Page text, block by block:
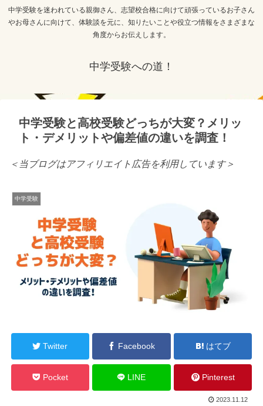
中学受験を迷われている親御さん、志望校合格に向けて頑張っているお子さん
やお母さんに向けて、体験談を元に、知りたいことや役立つ情報をさまざまな
角度からお伝えします。
中学受験への道！
中学受験と高校受験どっちが大変？メリッ
ト・デメリットや偏差値の違いを調査！
＜当ブログはアフィリエイト広告を利用しています＞
中学受験
Twitter Facebook はてブ
Pocket LINE Pinterest
2023.11.12